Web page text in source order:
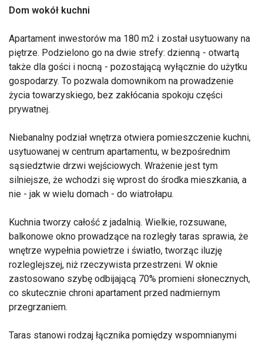
Dom wokół kuchni
Apartament inwestorów ma 180 m2 i został usytuowany na
piętrze. Podzielono go na dwie strefy: dzienną - otwartą
także dla gości i nocną - pozostającą wyłącznie do użytku
gospodarzy. To pozwala domownikom na prowadzenie
życia towarzyskiego, bez zakłócania spokoju części
prywatnej.
Niebanalny podział wnętrza otwiera pomieszczenie kuchni,
usytuowanej w centrum apartamentu, w bezpośrednim
sąsiedztwie drzwi wejściowych. Wrażenie jest tym
silniejsze, że wchodzi się wprost do środka mieszkania, a
nie - jak w wielu domach - do wiatrołapu.
Kuchnia tworzy całość z jadalnią. Wielkie, rozsuwane,
balkonowe okno prowadzące na rozległy taras sprawia, że
wnętrze wypełnia powietrze i światło, tworząc iluzję
rozleglejszej, niż rzeczywista przestrzeni. W oknie
zastosowano szybę odbijającą 70% promieni słonecznych,
co skutecznie chroni apartament przed nadmiernym
przegrzaniem.
Taras stanowi rodzaj łącznika pomiędzy wspomnianymi